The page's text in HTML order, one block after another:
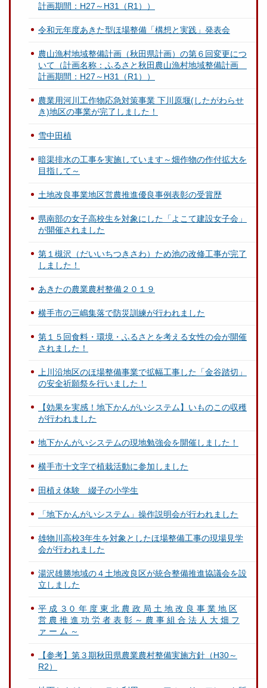
計画期間：H27～H31（R1））
令和元年度あきた型ほ場整備「構想と実践」発表会
農山漁村地域整備計画（秋田県計画）の第６回変更につ
いて（計画名称：ふるさと秋田農山漁村地域整備計画
計画期間：H27～H31（R1））
農業用河川工作物応急対策事業 下川原堰(したがわらせ
き)地区の事業が完了しました！
雪中田植
暗渠排水の工事を実施しています～畑作物の作付拡大を
目指して～
土地改良事業地区営農推進優良事例表彰の受賞歴
県南部の女子高校生を対象にした「よこて建設女子会」
が開催されました
第１槻沢（だいいちつきさわ）ため池の改修工事が完了
しました！
あきたの農業農村整備２０１９
横手市の三嶋集落で防災訓練が行われました
第１５回食料・環境・ふるさとを考える女性の会が開催
されました！
上川沿地区のほ場整備事業で拡幅工事した「金谷踏切」
の安全祈願祭を行いました！
【効果を実感！地下かんがいシステム】いものこの収穫
が行われました
地下かんがいシステムの現地勉強会を開催しました！
横手市十文字で植栽活動に参加しました
田植え体験 綴子の小学生
「地下かんがいシステム」操作説明会が行われました
雄物川高校3年生を対象としたほ場整備工事の現場見学
会が行われました
湯沢雄勝地域の４土地改良区が統合整備推進協議会を設
立しました
平 成 ３０ 年 度 東 北 農 政 局 土 地 改 良 事 業 地 区
営 農 推 進 功 労 者 表 彰 ～ 農 事 組 合 法 人 大 畑 フ
ァ ー ム ～
【参考】第３期秋田県農業農村整備実施方針（H30～
R2）